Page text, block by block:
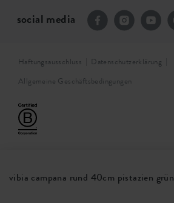
vibia campana rund 40cm pistazien grün
social media
Haftungsausschluss
Datenschutzerklärung
Allgemeine Geschäftsbedingungen